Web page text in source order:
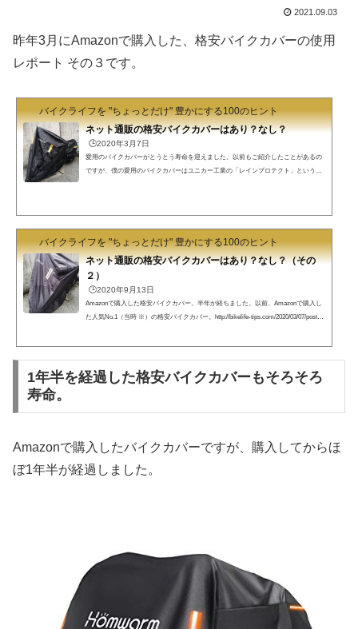
2021.09.03
昨年3月にAmazonで購入した、格安バイクカバーの使用
レポート その３です。
バイクライフを "ちょっとだけ" 豊かにする100のヒント
ネット通販の格安バイクカバーはあり？なし？
🕒️2020年3月7日
愛用のバイクカバーがとうとう寿命を迎えました。以前もご紹介したことがあるの
ですが、僕の愛用のバイクカバーはユニカー工業の「レインプロテクト」という商
せたり、畳んで収納するのはちょっと大変です。そ...
バイクライフを "ちょっとだけ" 豊かにする100のヒント
ネット通販の格安バイクカバーはあり？なし？（その
２）
🕒️2020年9月13日
Amazonで購入した格安バイクカバー。半年が経ちました。以前、Amazonで購入し
た人気No.1（当時 ※）の格安バイクカバー。http://bikelife-tips.com/2020/03/07/post-5
（前後のチェーン用の穴が丸い金属か布補強かの違いはありますが。）同じメーカ
ーの姉妹品かもしれません。防水性は今のとこ...
1年半を経過した格安バイクカバーもそろそろ
寿命。
Amazonで購入したバイクカバーですが、購入してからほ
ぼ1年半が経過しました。